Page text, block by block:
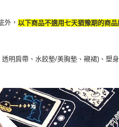
外，以下商品不適用七天猶豫期的商
明肩帶、水餃墊/美胸墊、襯裙)、塑